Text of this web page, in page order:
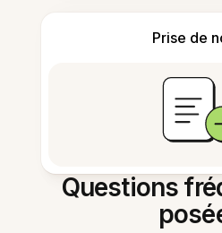
Prise de
Questions